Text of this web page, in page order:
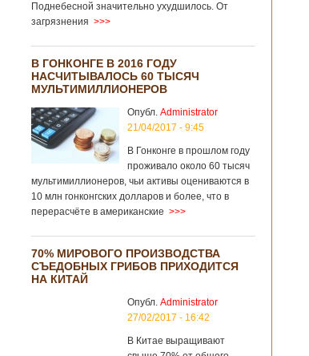
Поднебесной значительно ухудшилось. От
загрязнения >>>
В ГОНКОНГЕ В 2016 ГОДУ
НАСЧИТЫВАЛОСЬ 60 ТЫСЯЧ
МУЛЬТИМИЛЛИОНЕРОВ
Опубл. Administrator
21/04/2017 - 9:45
В Гонконге в прошлом году
проживало около 60 тысяч
мультимиллионеров, чьи активы оцениваются в
10 млн гонконгских долларов и более, что в
перерасчёте в американские >>>
70% МИРОВОГО ПРОИЗВОДСТВА
СЪЕДОБНЫХ ГРИБОВ ПРИХОДИТСЯ
НА КИТАЙ
Опубл. Administrator
27/02/2017 - 16:42
В Китае выращивают